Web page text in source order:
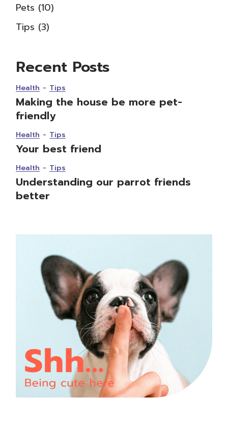
Pets (10)
Tips (3)
Recent Posts
Health Tips
Making the house be more pet-
friendly
Health Tips
Your best friend
Health Tips
Understanding our parrot friends
better